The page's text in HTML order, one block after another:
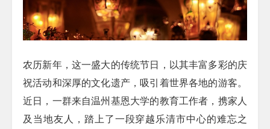
农历新年，这一盛大的传统节日，以其丰富多彩的庆
祝活动和深厚的文化遗产，吸引着世界各地的游客。
近日，一群来自温州基恩大学的教育工作者，携家人
及当地友人，踏上了一段穿越乐清市中心的难忘之